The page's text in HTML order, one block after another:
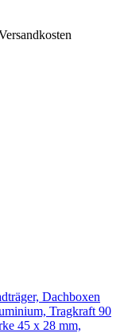
Dachboxen
Tragkraft 90
45 x 28 mm,